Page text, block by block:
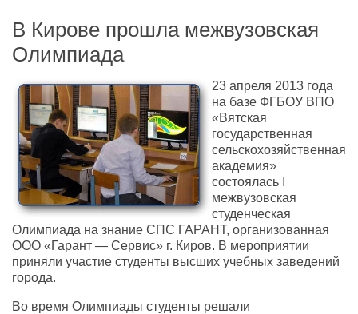
В Кирове прошла межвузовская
Олимпиада
23 апреля 2013 года
на базе ФГБОУ ВПО
«Вятская
государственная
сельскохозяйственная
академия»
состоялась I
межвузовская
студенческая
Олимпиада на знание СПС ГАРАНТ, организованная
ООО «Гарант — Сервис» г. Киров. В мероприятии
приняли участие студенты высших учебных заведений
города.
Во время Олимпиады студенты решали